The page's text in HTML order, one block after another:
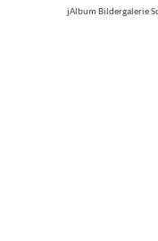
jAlbum Bildergalerie